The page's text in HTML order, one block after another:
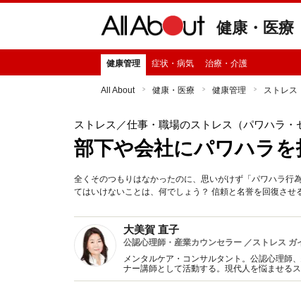
健康・医療
健康管理 症状・病気 治療・介護
All About 健康・医療 健康管理 ストレス
ストレス ／仕事・職場のストレス（パワハラ・
部下や会社にパワハラ
全くそのつもりはなかったのに、思いがけず「パワハラ
てはいけないことは、何でしょう？ 信頼と名誉を回復させ
大美賀 直子
公認心理師・産業カウンセラー ／ストレス ガ
メンタルケア・コンサルタント。公認心理師
ナー講師として活動する。現代人を悩ませる
アに関する著書・監修多数。